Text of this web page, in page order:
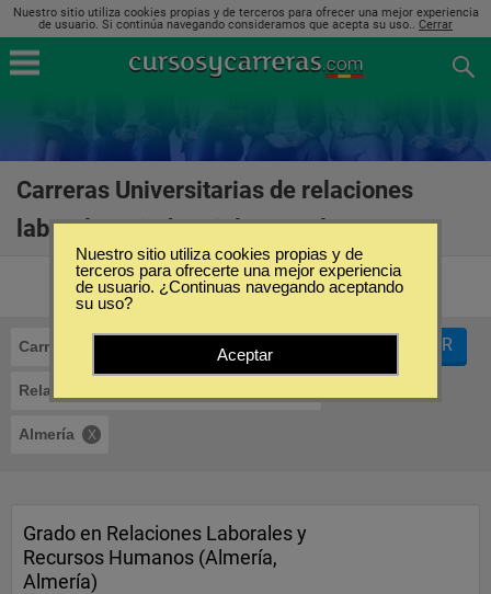
Nuestro sitio utiliza cookies propias y de terceros para ofrecer una mejor experiencia
de usuario. Si continúa navegando consideramos que acepta su uso.. Cerrar
Carreras Universitarias de relaciones
laborales e industriales en Almería
Carreras Universitarias
Relaciones Laborales e Industriales
Almería
FILTRAR
Grado en Relaciones Laborales y
Recursos Humanos (Almería,
Almería)
Nuestro sitio utiliza cookies propias y de
terceros para ofrecerte una mejor experiencia
de usuario. ¿Continuas navegando aceptando
su uso?
Aceptar